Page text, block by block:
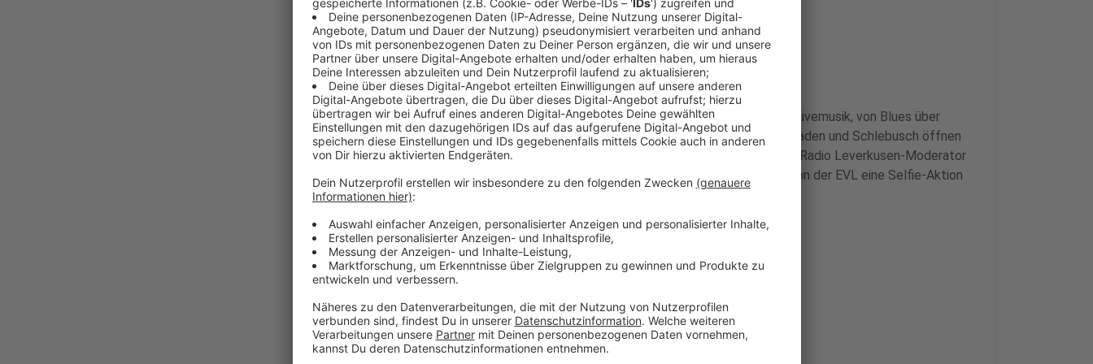
Livemusik in Leverkusens Kneipen und Clubs
Anzeige
Das Kneipenfestival in Leverkusen bietet eine breite Palette an Livemusik, von Blues über
Rock bis hin zu Funk und Kölsch. In den Stadtteilen Wiesdorf, Opladen und Schlebusch öffnen
zahlreiche Kneipen und Clubs ihre Türen für euch. Ein Highlight ist Radio Leverkusen-Moderator
Thomas Wagner, der im Stilbruch als DJ auflegt. Zudem gibt es von der EVL eine Selfie-Aktion
mit tollen Gewinnen. Alle Infos findet ihr auch noch mal
Anzeige
Mehr Nachrichten aus Leverkusen
Anzeige